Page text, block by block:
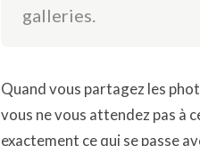
galleries.
Quand vous partagez les
vous ne vous attendez pas à
exactement ce qui se passe